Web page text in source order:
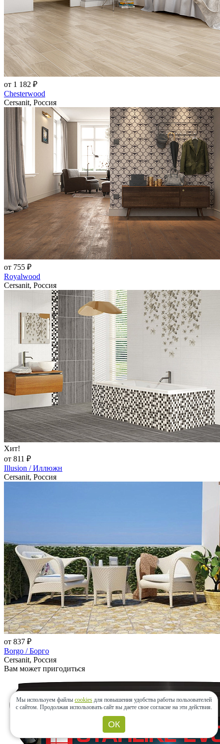
от 1 182 ₽
Chesterwood
Cersanit, Россия
от 755 ₽
Royalwood
Cersanit, Россия
Хит!
от 811 ₽
Illusion / Иллюжн
Cersanit, Россия
от 837 ₽
Borgo / Борго
Cersanit, Россия
Вам может пригодиться
Мы используем файлы cookies для повышения удобства работы пользователей
с сайтом. Продолжая использовать сайт вы даете свое согласие на эти действия.
ОК